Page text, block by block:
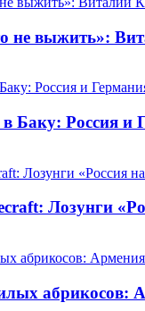
не выжить»:
Баку: Россия и
Лозунги
абрикосов: